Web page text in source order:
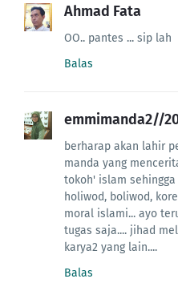
Ahmad Fata
OO.. pantes ... sip lah
Balas
emmimanda2//
berharap akan lahir
manda yang
tokoh' islam
holiwod, boliwod,
moral islami... ayo
tugas saja.... jihad
karya2 yang lain....
Balas